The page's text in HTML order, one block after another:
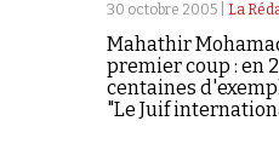
30 octobre 2005 | La
Mahathir
premier coup : en
centaines
"Le Juif